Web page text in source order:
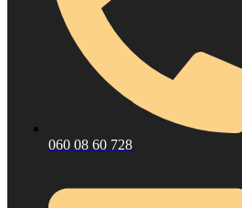
060 08 60 728